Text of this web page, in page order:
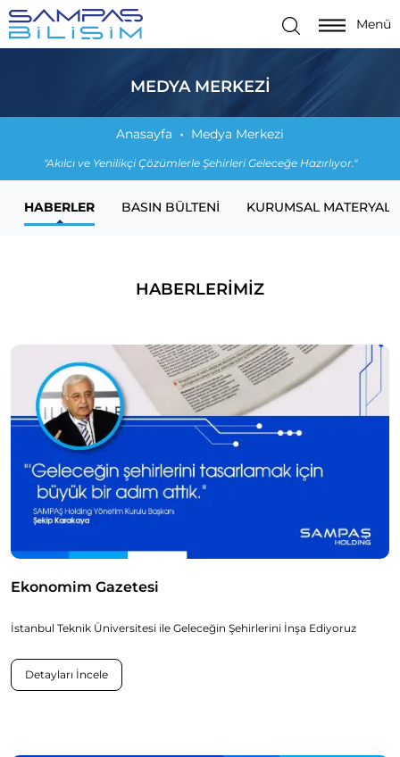
Menü
MEDYA MERKEZI
Anasayfa Medya Merkezi
"Akılcı ve Yenilikçi Çözümlerle Şehirleri Geleceğe Hazırlıyor."
HABERLER BASIN BÜLTENI KURUMSAL
HABERLERİMİZ
Ekonomim Gazetesi
İstanbul Teknik Üniversitesi ile Geleceğin Şehirlerini İnşa Ediyoruz
Detayları İncele